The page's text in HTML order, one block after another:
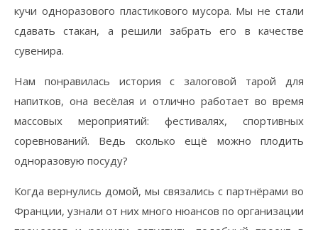
кучи одноразового пластикового мусора. Мы не стали
сдавать стакан, а решили забрать его в качестве
сувенира.
Нам понравилась история с залоговой тарой для
напитков, она весёлая и отлично работает во время
массовых мероприятий: фестивалях, спортивных
соревнований. Ведь сколько ещё можно плодить
одноразовую посуду?
Когда вернулись домой, мы связались с партнёрами во
Франции, узнали от них много нюансов по организации